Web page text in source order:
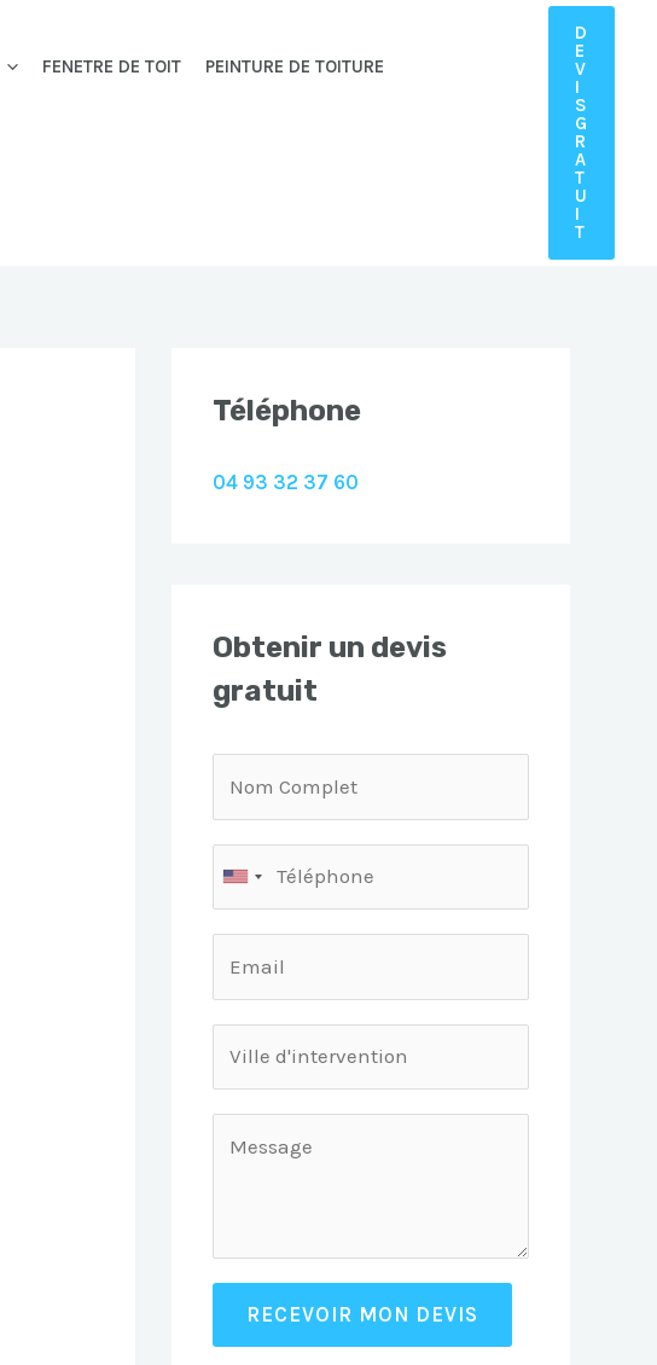
FENETRE DE TOIT PEINTURE DE TOITURE
D
E
V
I
S
G
R
A
T
U
I
T
Téléphone
04 93 32 37 60
Obtenir un devis
gratuit
RECEVOIR MON DEVIS